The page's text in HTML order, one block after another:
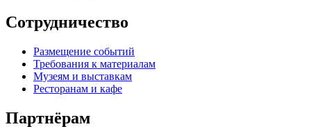
Сотрудничество
Размещение событий
Требования к материалам
Музеям и выставкам
Ресторанам и кафе
Партнёрам